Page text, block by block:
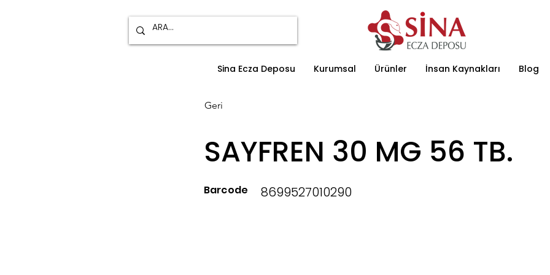
Sina Ecza Deposu Kurumsal Ürünler İnsan Kaynakları Blog
Geri
SAYFREN 30 MG 56 TB.
Barcode 8699527010290